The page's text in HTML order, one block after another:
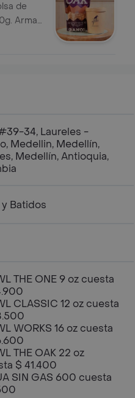
de
Arma
34, Laureles -
Medellin, Medellín,
Medellín, Antioquia,
Batidos
THE ONE 9 oz cuesta
CLASSIC 12 oz cuesta
WORKS 16 oz cuesta
THE OAK 22 oz
$ 41.400
SIN GAS 600 cuesta